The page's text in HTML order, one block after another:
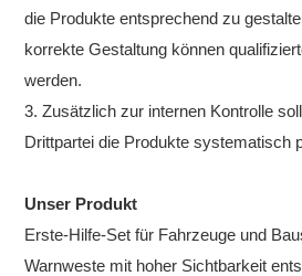
die Produkte entsprechend zu
korrekte Gestaltung können
werden.
3. Zusätzlich zur internen Kontrolle
Drittpartei die Produkte systematisch
Unser Produkt
Erste-Hilfe-Set für Fahrzeuge und
Warnweste mit hoher Sichtbarkeit